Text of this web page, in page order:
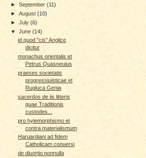
►September(11)
►August(10)
►July(6)
▼June(14)
id quod "cis" Anglice
dicitur
monachus orientalis et
Petrus Quasneuius
praeses societatis
progressiuisticae et
Rugluca Genia
sacerdos de iis litteris
quae Traditionis
custodes...
pro hylemorphismo et
contra materialismum
Haruardiani ad fidem
Catholicam conuersi
de diuortio nonnulla